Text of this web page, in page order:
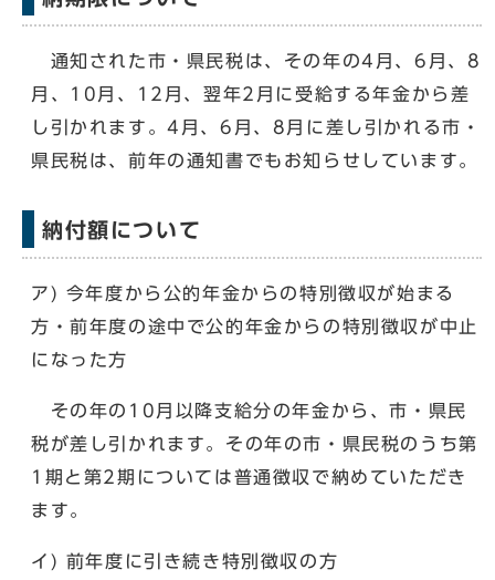
通知された市・県民税は、その年の4月、6月、8
月、10月、12月、翌年2月に受給する年金から差
し引かれます。4月、6月、8月に差し引かれる市・
県民税は、前年の通知書でもお知らせしています。
納付額について
ア) 今年度から公的年金からの特別徴収が始まる
方・前年度の途中で公的年金からの特別徴収が中止
になった方
その年の10月以降支給分の年金から、市・県民
税が差し引かれます。その年の市・県民税のうち第
1期と第2期については普通徴収で納めていただき
ます。
イ) 前年度に引き続き特別徴収の方